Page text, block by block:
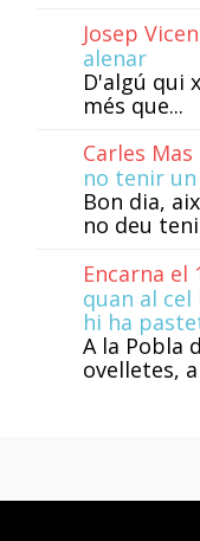
Josep
alenar
D'algú qui
més que...
Carles
no tenir un
Bon dia,
no deu
Encarna el
quan al
hi ha
A la Pobla
ovelletes,